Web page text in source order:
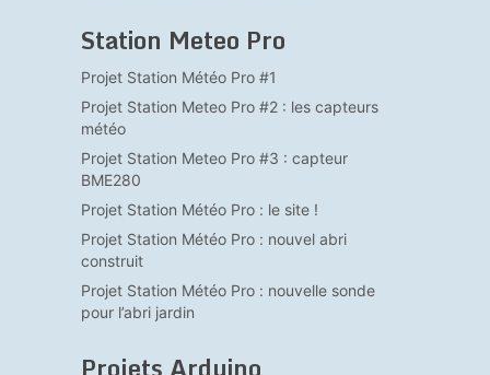
Station Meteo Pro
Projet Station Météo Pro #1
Projet Station Meteo Pro #2 : les capteurs
météo
Projet Station Meteo Pro #3 : capteur
BME280
Projet Station Météo Pro : le site !
Projet Station Météo Pro : nouvel abri
construit
Projet Station Météo Pro : nouvelle sonde
pour l’abri jardin